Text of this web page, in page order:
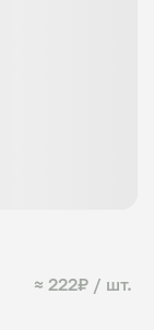
≈ 222₽ / шт.